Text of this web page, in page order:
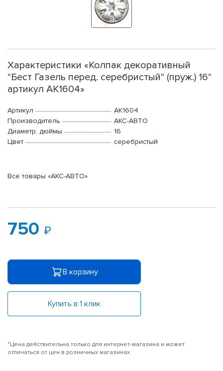
Характеристики «Колпак декоративный
"Бест Газель перед. серебристый" (пруж.) 16"
артикул АК1604»
Артикул
AK1604
Производитель
АКС-АВТО
Диаметр, дюймы
16
Цвет
серебристый
Все товары «АКС-АВТО»
750
В корзину
Купить в 1 клик
*Цена действительна только для интернет-магазина и может
отличаться от цен в розничных магазинах